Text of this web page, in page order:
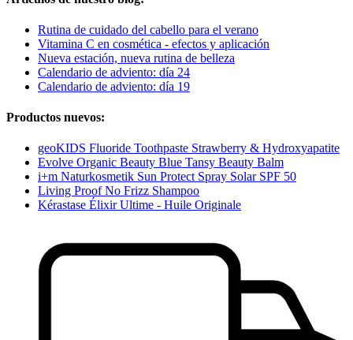
Rutina de cuidado del cabello para el verano
Vitamina C en cosmética - efectos y aplicación
Nueva estación, nueva rutina de belleza
Calendario de adviento: día 24
Calendario de adviento: día 19
Productos nuevos:
geoKIDS Fluoride Toothpaste Strawberry & Hydroxyapatite
Evolve Organic Beauty Blue Tansy Beauty Balm
i+m Naturkosmetik Sun Protect Spray Solar SPF 50
Living Proof No Frizz Shampoo
Kérastase Élixir Ultime - Huile Originale